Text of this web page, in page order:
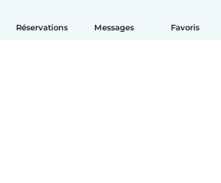
Réservations Messages Favoris